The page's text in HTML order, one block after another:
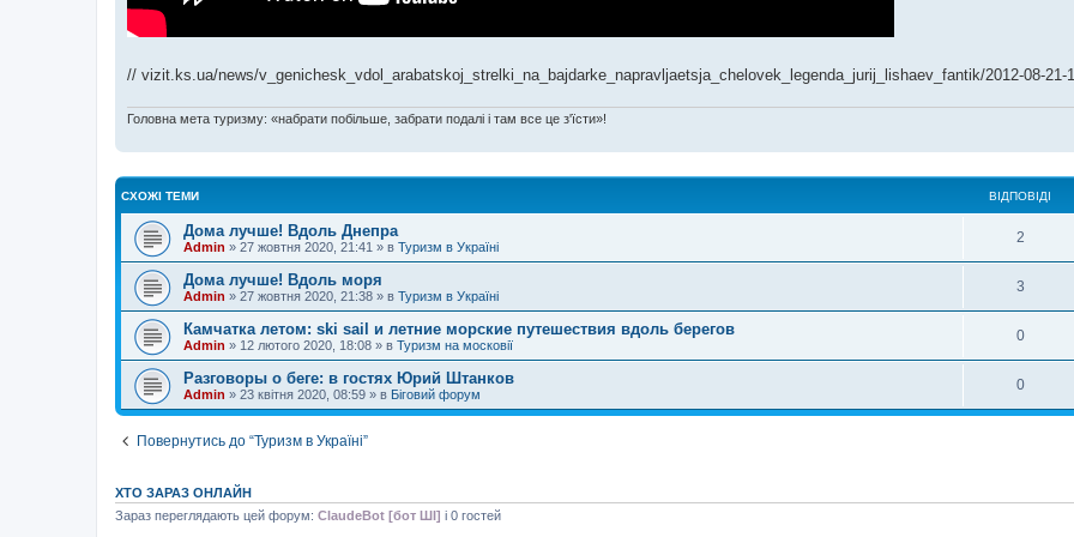
// vizit.ks.ua/news/v_genichesk_vdol_arabatskoj_strelki_na_bajdarke_napravljaetsja_chelovek_legenda_jurij_lishaev_fantik/2012-08-21-
Головна мета туризму: «набрати побільше, забрати подалі і там все це з'їсти»!
СХОЖІ ТЕМИ ВІДПОВІДІ
Дома лучше! Вдоль Днепра
Admin » 27 жовтня 2020, 21:41 » в Туризм в Україні
2
Дома лучше! Вдоль моря
Admin » 27 жовтня 2020, 21:38 » в Туризм в Україні
3
Камчатка летом: ski sail и летние морские путешествия вдоль берегов
Admin » 12 лютого 2020, 18:08 » в Туризм на московії
0
Разговоры о беге: в гостях Юрий Штанков
Admin » 23 квітня 2020, 08:59 » в Біговий форум
0
Повернутись до “Туризм в Україні”
ХТО ЗАРАЗ ОНЛАЙН
Зараз переглядають цей форум: ClaudeBot [бот ШІ] і 0 гостей